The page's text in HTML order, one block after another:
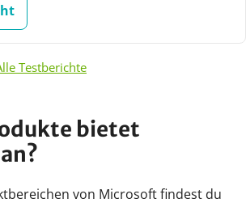
Testberichte
bietet
von Microsoft findest du